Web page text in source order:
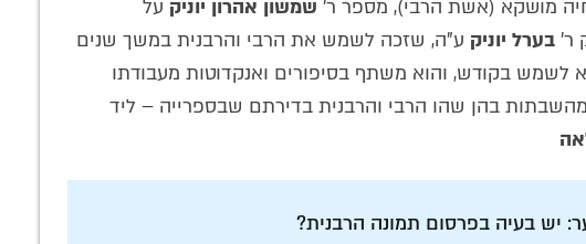
מושקא (אשת הרבי), מספר ר' שמשון אהרון יוניק על
ר' בערל יוניק ע"ה, שזכה לשמש את הרבי והרבנית במשך שנים
בקודש, והוא משתף בסיפורים ואנקדוטות מעבודתו
בהן שהו הרבי והרבנית בדירתם שבספרייה – ליד
יש בעיה בפרסום תמונה הרבנית?
לניגוניו העמוקים של
ר' הלל מפאריטש
הלל מפאריטש
תחולל מהפכה!